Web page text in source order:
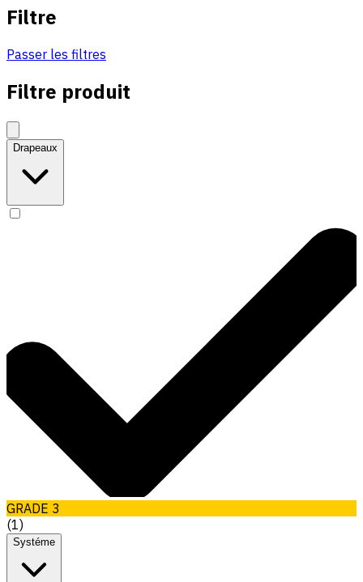
Filtre
Passer les filtres
Filtre produit
Drapeaux
GRADE 3
(1)
Systéme